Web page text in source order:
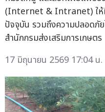
(Internet & Intranet) ให้
ปัจจุบัน รวมถึงความปลอดภั
สำนักกรมส่งเสริมการเกษตร
17 มิถุนายน 2569 17:04 น.